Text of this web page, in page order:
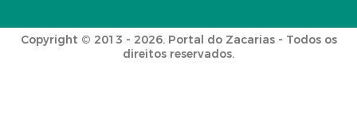
Copyright © 2013 - 2026. Portal do Zacarias - Todos os
direitos reservados.